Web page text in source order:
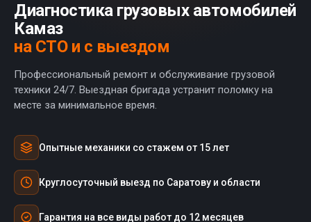
Диагностика грузовых автомобилей
Камаз
на СТО и с выездом
Профессиональный ремонт и обслуживание грузовой
техники 24/7. Выездная бригада устранит поломку на
месте за минимальное время.
Опытные механики со стажем от 15 лет
Круглосуточный выезд по Саратову и области
Гарантия на все виды работ до 12 месяцев